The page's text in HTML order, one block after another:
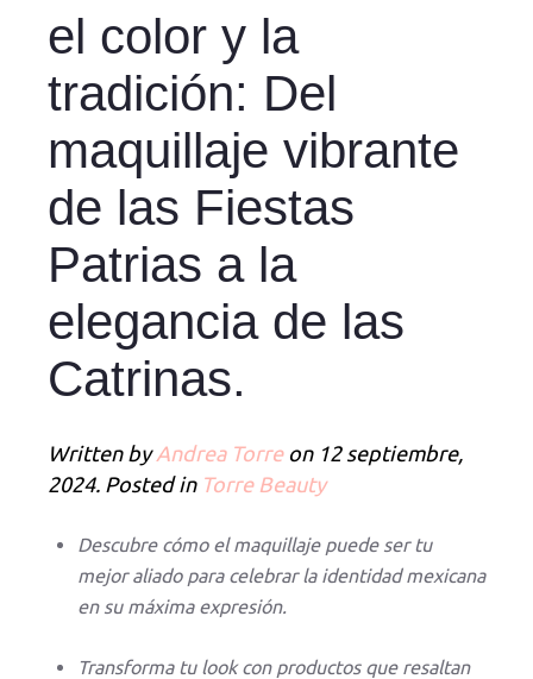
el color y la
tradición: Del
maquillaje vibrante
de las Fiestas
Patrias a la
elegancia de las
Catrinas.
Written byAndrea Torreon 12 septiembre,
2024. Posted in Torre Beauty
Descubre cómo el maquillaje puede ser tu
mejor aliado para celebrar la identidad mexicana
en su máxima expresión.
Transforma tu look con productos que resaltan